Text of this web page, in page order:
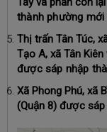
thành phường mới
Thị trấn Tân Túc,
Tạo A, xã Tân
được sáp nhập
Xã Phong Phú, xã
(Quận 8) được sáp